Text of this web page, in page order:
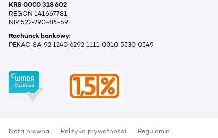
KRS 0000 318 602
REGON 141667781
NIP 522-290-86-59
Rachunek bankowy:
PEKAO SA 92 1240 6292 1111 0010 5530 0549
Nota prawna Polityka prywatności Regulamin